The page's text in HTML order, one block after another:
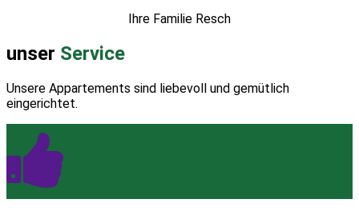
Ihre Familie Resch
unser Service
Unsere Appartements sind liebevoll und gemütlich
eingerichtet.